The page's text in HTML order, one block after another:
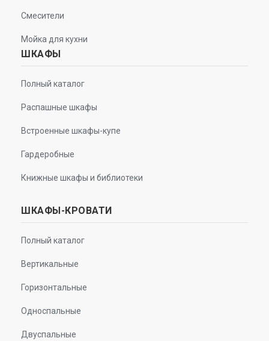
Смесители
Мойка для кухни
ШКАФЫ
Полный каталог
Распашные шкафы
Встроенные шкафы-купе
Гардеробные
Книжные шкафы и библиотеки
ШКАФЫ-КРОВАТИ
Полный каталог
Вертикальные
Горизонтальные
Односпальные
Двуспальные